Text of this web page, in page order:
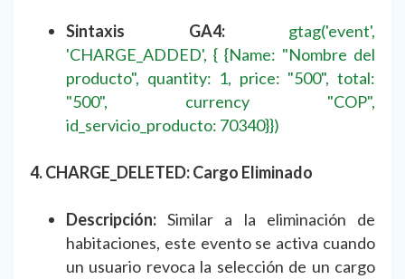
Sintaxis GA4:
gtag('event',
'CHARGE_ADDED', { {Name: "Nombre del
producto", quantity: 1, price: "500", total:
"500", currency "COP",
id_servicio_producto: 70340}})
4. CHARGE_DELETED: Cargo Eliminado
Descripción: Similar a la eliminación de
habitaciones, este evento se activa cuando
un usuario revoca la selección de un cargo